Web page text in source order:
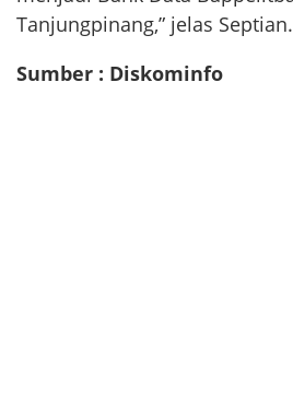
Tanjungpinang,” jelas Septian.
Sumber : Diskominfo